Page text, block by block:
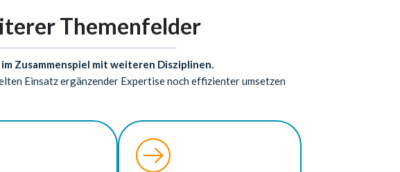
Themenfelder
Zusammenspiel mit weiteren Disziplinen.
Einsatz ergänzender Expertise noch effizienter umsetzen